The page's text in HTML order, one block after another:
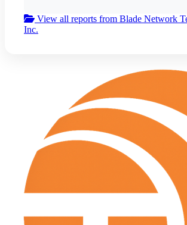
View all reports from Blade Network
Inc.